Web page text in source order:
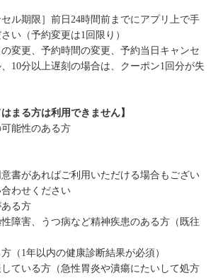
セル期限］前日24時間前までにアプリ上で手
い（予約変更は1回限り）
の変更、予約時間の変更、予約当日キャンセ
10分以上遅刻の場合は、クーポン1回分が失
まる方は利用できません】
可能性のある方
書があればご利用いただける場合もござい
わせください
ある方
性障害、うつ病など精神疾患のある方（既往
（1年以内の健康診断結果が必須）
している方（急性胃炎や潰瘍にたいして処方